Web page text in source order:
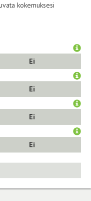
kokemuksesi
Ei
Ei
Ei
Ei